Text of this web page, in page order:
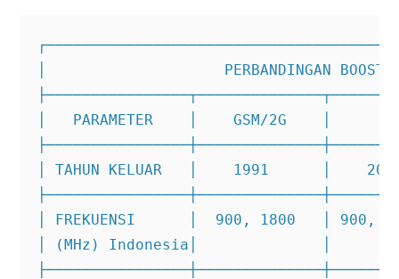
│                    PERBANDINGAN
│   PARAMETER    │    GSM/2G
│ TAHUN KELUAR   │    1991      │
│ FREKUENSI      │  900, 1800   │
│ (MHz) Indonesia│              │